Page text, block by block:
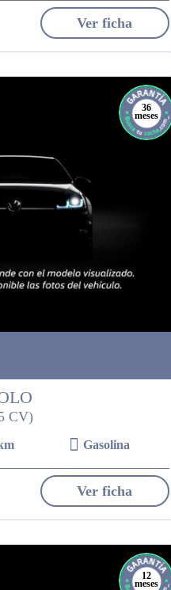
Ver ficha
36
meses
CV)
Gasolina
Ver ficha
12
meses